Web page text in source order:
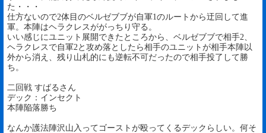
た・・・
仕方ないので2体目のベルゼブブが自軍1のルートから迂回して進
軍。本陣はヘラクレスががっちり守る。
いい感じにユニット展開できたところから、ベルゼブブで相手2、
ヘラクレスで自軍2と攻め落としたら相手のユニットが相手本陣以
外から消え、残り山札的にも逆転不可だったので相手投了して勝
ち。
二回戦 すばるさん
デック：インセクト
本陣陥落勝ち
なんか護法陣沢山入ってゴーストが殴ってくるデックらしい。何そ